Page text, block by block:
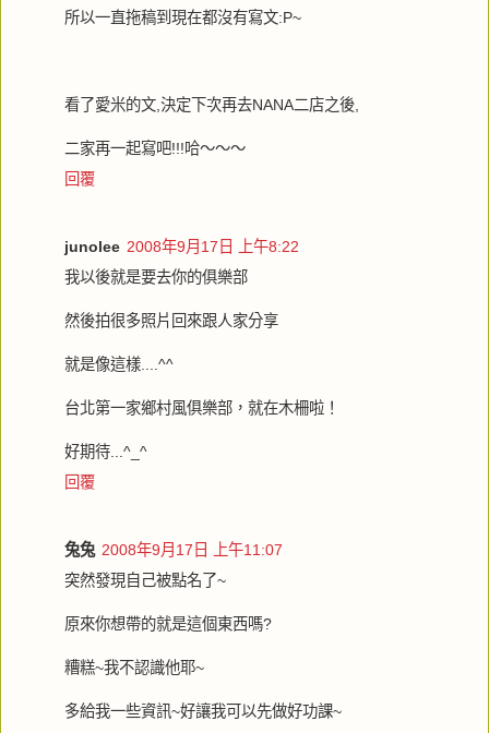
所以一直拖稿到現在都沒有寫文:P~
看了愛米的文,決定下次再去NANA二店之後,
二家再一起寫吧!!!哈～～～
回覆
junolee 2008年9月17日 上午8:22
我以後就是要去你的俱樂部
然後拍很多照片回來跟人家分享
就是像這樣....^^
台北第一家鄉村風俱樂部，就在木柵啦！
好期待...^_^
回覆
兔兔 2008年9月17日 上午11:07
突然發現自己被點名了~
原來你想帶的就是這個東西嗎?
糟糕~我不認識他耶~
多給我一些資訊~好讓我可以先做好功課~